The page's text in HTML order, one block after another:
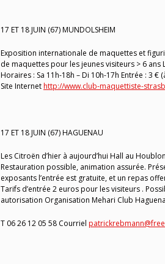
17 ET 18 JUIN (67) MUNDOLSHEIM
Exposition internationale de maquettes et
de maquettes pour les jeunes visiteurs > 6 ans
Horaires : Sa 11h-18h – Di 10h-17h Entrée : 3 €
Site Internethttp://www.club-maquettiste-
17 ET 18 JUIN (67) HAGUENAU
Les Citroën d’hier à aujourd’hui Hall au
Restauration possible, animation assurée.
exposants l’entrée est gratuite, et un repas
Tarifs d’entrée 2 euros pour les visiteurs .
autorisation Organisation Mehari Club
T 06 26 12 05 58 Courriel